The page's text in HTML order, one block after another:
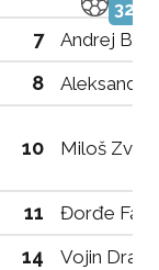
32
7 Andrej
8
10 Miloš
11
Đorđe
14 Vojin